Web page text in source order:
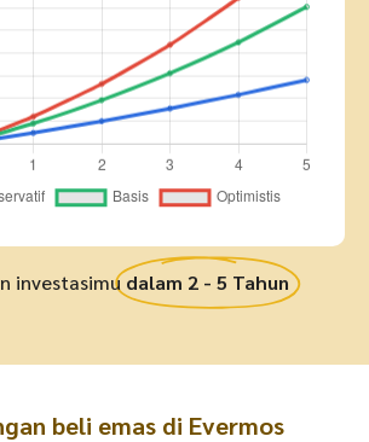
investasimudalam 2 - 5 Tahun
beli emas di Evermos